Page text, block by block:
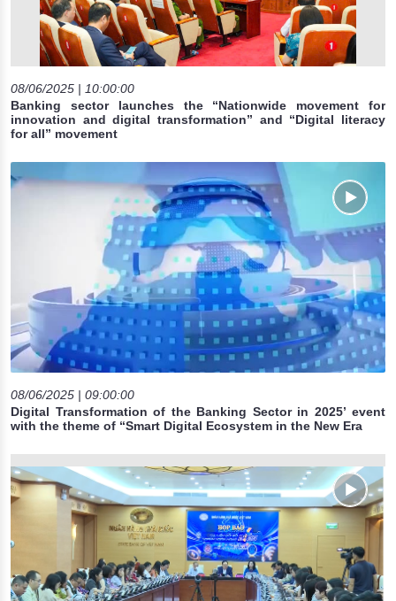
08/06/2025 | 10:00:00
Banking sector launches the “Nationwide movement for
innovation and digital transformation” and “Digital literacy
for all” movement
08/06/2025 | 09:00:00
Digital Transformation of the Banking Sector in 2025’ event
with the theme of “Smart Digital Ecosystem in the New Era